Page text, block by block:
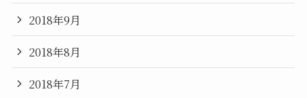
2018年9月
2018年8月
2018年7月